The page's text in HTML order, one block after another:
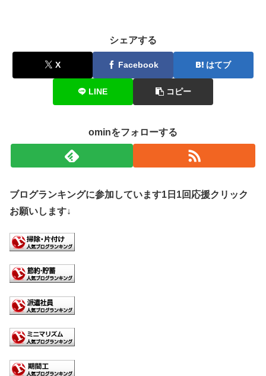
シェアする
X Facebook はてブ
LINE コピー
ominをフォローする
ブログランキングに参加しています1日1回応援クリック
お願いします↓